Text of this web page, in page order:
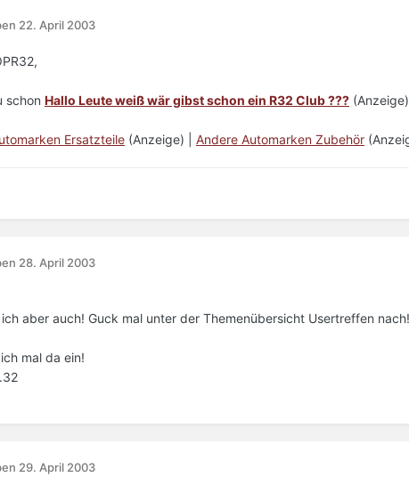
22. April 2003
schon Hallo Leute weiß wär gibst schon ein R32 Club ???
Ersatzteile (Anzeige) | Andere Automarken Zubehör
28. April 2003
ich aber auch! Guck mal unter der Themenübersicht Usertreffen
mal da ein!
29. April 2003